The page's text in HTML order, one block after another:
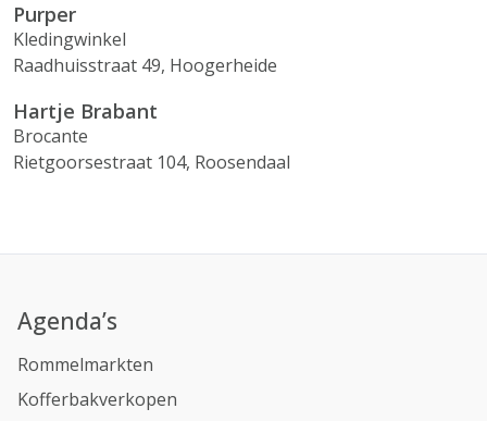
Purper
Kledingwinkel
Raadhuisstraat 49, Hoogerheide
Hartje Brabant
Brocante
Rietgoorsestraat 104, Roosendaal
Agenda’s
Rommelmarkten
Kofferbakverkopen